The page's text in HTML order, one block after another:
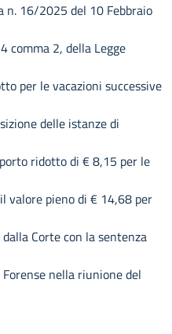
n. 16/2025 del 10 Febbraio
comma 2, della Legge
per le vacazioni successive
delle istanze di
ridotto di € 8,15 per le
valore pieno di € 14,68 per
Corte con la sentenza
nella riunione del